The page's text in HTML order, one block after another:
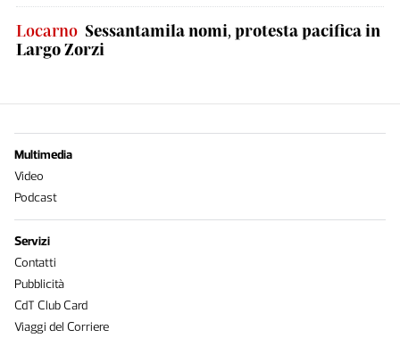
Locarno Sessantamila nomi, protesta pacifica in
Largo Zorzi
Multimedia
Video
Podcast
Servizi
Contatti
Pubblicità
CdT Club Card
Viaggi del Corriere